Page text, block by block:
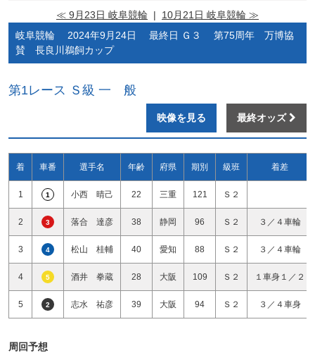
≪ 9月23日 岐阜競輪 | 10月21日 岐阜競輪 ≫
岐阜競輪 2024年9月24日 最終日 Ｇ３ 第75周年 万博協
賛 長良川鵜飼カップ
第1レース Ｓ級 一 般
映像を見る 最終オッズ
着 車番 選手名 年齢 府県 期別 級班 着差
1 1 小西 晴己 22 三重 121 Ｓ２
2 3 落合 達彦 38 静岡 96 Ｓ２ ３／４車輪
3 4 松山 桂輔 40 愛知 88 Ｓ２ ３／４車輪
4 5 酒井 拳蔵 28 大阪 109 Ｓ２ １車身１／２
5 2 志水 祐彦 39 大阪 94 Ｓ２ ３／４車身
周回予想